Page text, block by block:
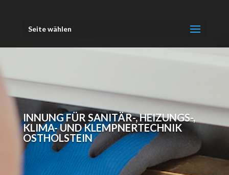
Seite wählen
INNUNG FÜR SANITÄR-, HEIZUNGS-,
KLIMA- UND KLEMPNERTECHNIK
OSTHOLSTEIN